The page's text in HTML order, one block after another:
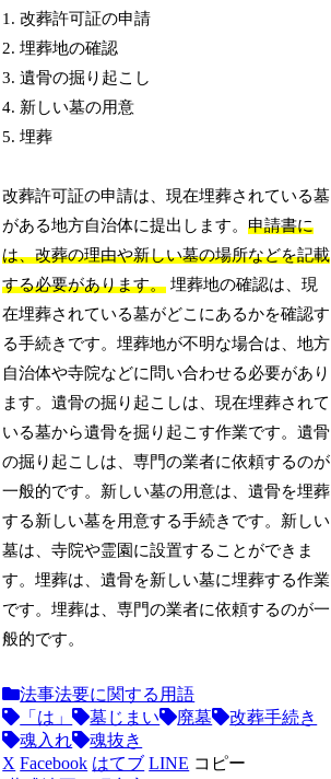
1. 改葬許可証の申請
2. 埋葬地の確認
3. 遺骨の掘り起こし
4. 新しい墓の用意
5. 埋葬
改葬許可証の申請は、現在埋葬されている墓
がある地方自治体に提出します。申請書に
は、改葬の理由や新しい墓の場所などを記載
する必要があります。 埋葬地の確認は、現
在埋葬されている墓がどこにあるかを確認す
る手続きです。埋葬地が不明な場合は、地方
自治体や寺院などに問い合わせる必要があり
ます。遺骨の掘り起こしは、現在埋葬されて
いる墓から遺骨を掘り起こす作業です。遺骨
の掘り起こしは、専門の業者に依頼するのが
一般的です。新しい墓の用意は、遺骨を埋葬
する新しい墓を用意する手続きです。新しい
墓は、寺院や霊園に設置することができま
す。埋葬は、遺骨を新しい墓に埋葬する作業
です。埋葬は、専門の業者に依頼するのが一
般的です。
法事法要に関する用語
「は」
墓じまい 廃墓
改葬手続き
魂入れ
魂抜き
X Facebook はてブ LINE コピー